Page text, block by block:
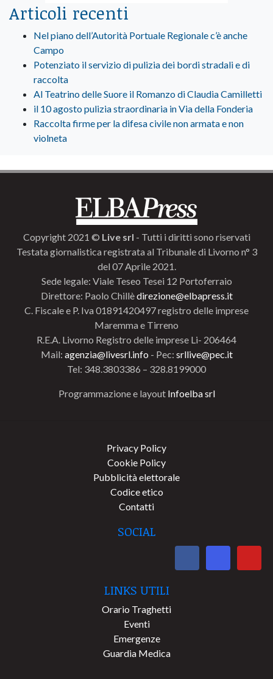
Articoli recenti
Nel piano dell’Autorità Portuale Regionale c’è anche
Campo
Potenziato il servizio di pulizia dei bordi stradali e di
raccolta
Al Teatrino delle Suore il Romanzo di Claudia Camilletti
il 10 agosto pulizia straordinaria in Via della Fonderia
Raccolta firme per la difesa civile non armata e non
violneta
Copyright 2021 © Live srl - Tutti i diritti sono riservati
Testata giornalistica registrata al Tribunale di Livorno n° 3
del 07 Aprile 2021.
Sede legale: Viale Teseo Tesei 12 Portoferraio
Direttore: Paolo Chillèdirezione@elbapress.it
C. Fiscale e P. Iva 01891420497 registro delle imprese
Maremma e Tirreno
R.E.A. Livorno Registro delle imprese Li- 206464
Mail: agenzia@livesrl.info - Pec: srllive@pec.it
Tel: 348.3803386 – 328.8199000
Programmazione e layout Infoelba srl
Privacy Policy
Cookie Policy
Pubblicità elettorale
Codice etico
Contatti
SOCIAL
LINKS UTILI
Orario Traghetti
Eventi
Emergenze
Guardia Medica